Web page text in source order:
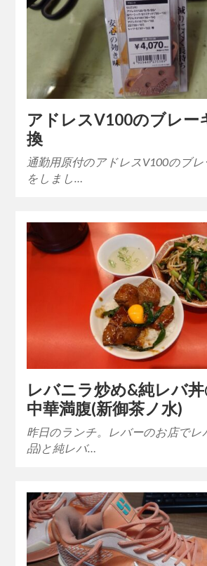
アドレスV100のブレー
換
通勤用原付のアドレスV100のブ
をしまし…
レバニラ炒め&純レバ丼
中華満腹(新御茶ノ水)
昨日のランチ。レバーのお店でレ
品)と純レバ…